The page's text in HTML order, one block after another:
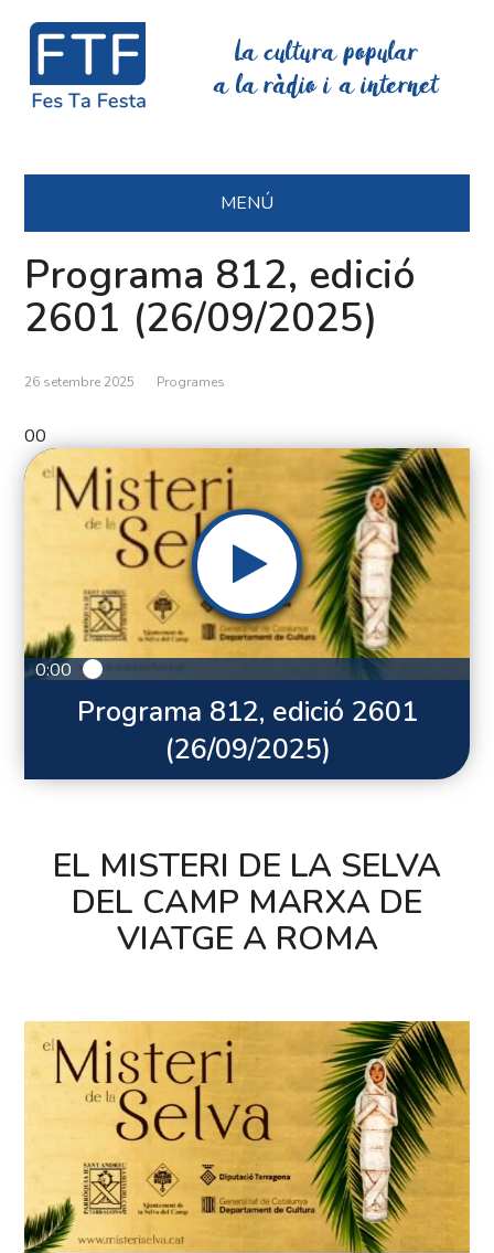
La cultura popular
a la ràdio i a internet
MENÚ
Programa 812, edició
2601 (26/09/2025)
26 setembre 2025 Programes
00
0:00
Programa 812, edició 2601
(26/09/2025)
EL MISTERI DE LA SELVA
DEL CAMP MARXA DE
VIATGE A ROMA